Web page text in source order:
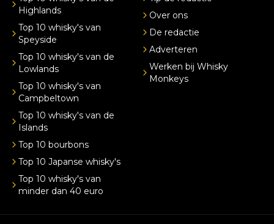
Highlands
Top 10 whisky's van
Speyside
Top 10 whisky's van de
Lowlands
Top 10 whisky's van
Campbeltown
Top 10 whisky's van de
Islands
Top 10 bourbons
Top 10 Japanse whisky's
Top 10 whisky's van
minder dan 40 euro
Over ons
De redactie
Adverteren
Werken bij Whisky
Monkeys